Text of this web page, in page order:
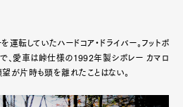
転していたハードコア・ドライバー。フットボ
で、愛車は峠仕様の1992年製シボレー カマロ
が片時も頭を離れたことはない。